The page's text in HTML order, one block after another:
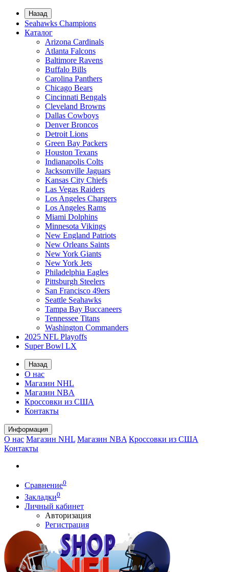
Назад
Seahawks Champions
Каталог
Arizona Cardinals
Atlanta Falcons
Baltimore Ravens
Buffalo Bills
Carolina Panthers
Chicago Bears
Cincinnati Bengals
Cleveland Browns
Dallas Cowboys
Denver Broncos
Detroit Lions
Green Bay Packers
Houston Texans
Indianapolis Colts
Jacksonville Jaguars
Kansas City Chiefs
Las Vegas Raiders
Los Angeles Chargers
Los Angeles Rams
Miami Dolphins
Minnesota Vikings
New England Patriots
New Orleans Saints
New York Giants
New York Jets
Philadelphia Eagles
Pittsburgh Steelers
San Francisco 49ers
Seattle Seahawks
Tampa Bay Buccaneers
Tennessee Titans
Washington Commanders
2025 NFL Playoffs
Super Bowl LX
Назад
О нас
Магазин NHL
Магазин NBA
Кроссовки из США
Контакты
Информация
О нас Магазин NHL Магазин NBA Кроссовки из США
Контакты
Сравнение0
Закладки0
Личный кабинет
Авторизация
Регистрация